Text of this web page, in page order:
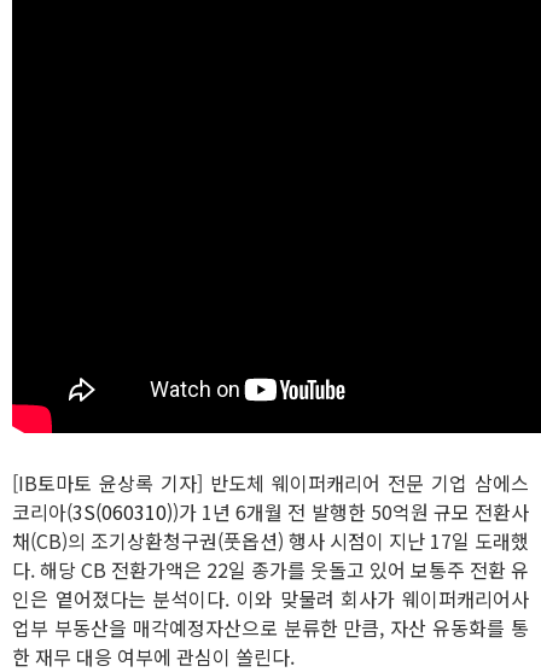
[IB토마토 윤상록 기자] 반도체 웨이퍼캐리어 전문 기업 삼에스
코리아(3S(060310))가 1년 6개월 전 발행한 50억원 규모 전환사
채(CB)의 조기상환청구권(풋옵션) 행사 시점이 지난 17일 도래했
다. 해당 CB 전환가액은 22일 종가를 웃돌고 있어 보통주 전환 유
인은 옅어졌다는 분석이다. 이와 맞물려 회사가 웨이퍼캐리어사
업부 부동산을 매각예정자산으로 분류한 만큼, 자산 유동화를 통
한 재무 대응 여부에 관심이 쏠린다.